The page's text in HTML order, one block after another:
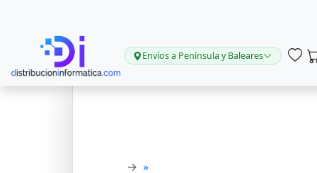
Envíos a Península y Baleares
→ »